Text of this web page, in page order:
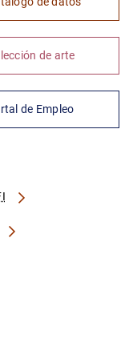
de arte
de Empleo